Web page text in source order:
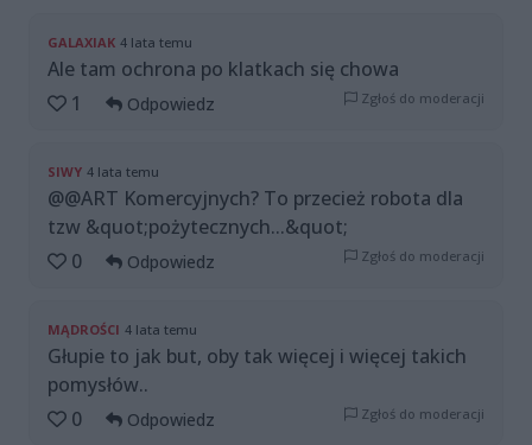
GALAXIAK 4 lata temu
Ale tam ochrona po klatkach się chowa
1
Odpowiedz Zgłoś do moderacji
SIWY 4 lata temu
@@ART Komercyjnych? To przecież robota dla
tzw &quot;pożytecznych...&quot;
0
Odpowiedz Zgłoś do moderacji
MĄDROŚCI 4 lata temu
Głupie to jak but, oby tak więcej i więcej takich
pomysłów..
0
Odpowiedz Zgłoś do moderacji